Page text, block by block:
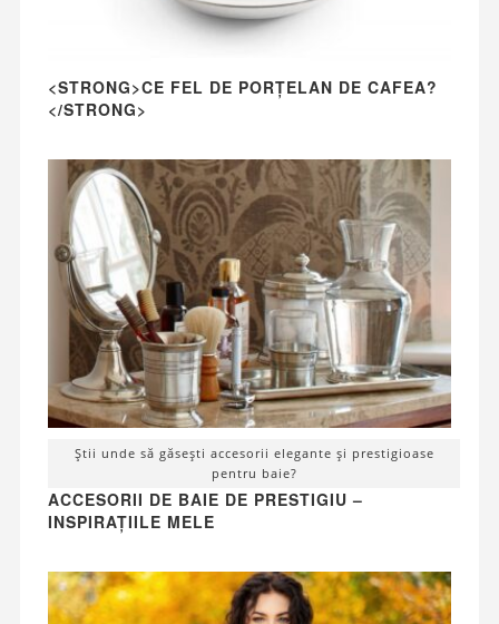
<STRONG>CE FEL DE PORȚELAN DE CAFEA?
</STRONG>
Știi unde să găsești accesorii elegante și prestigioase
pentru baie?
ACCESORII DE BAIE DE PRESTIGIU –
INSPIRAȚIILE MELE